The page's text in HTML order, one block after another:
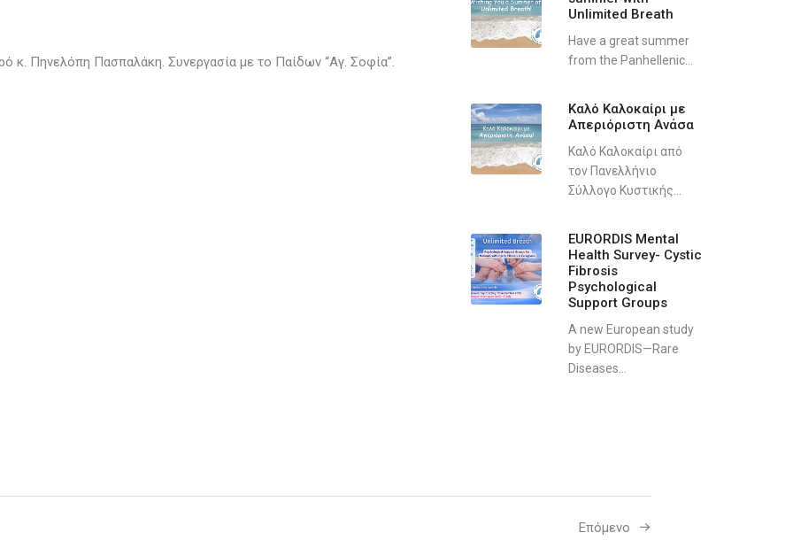
κ. Πηνελόπη Πασπαλάκη. Συνεργασία με το Παίδων “Αγ. Σοφία”.
Unlimited Breath
Have a great summer
from the Panhellenic...
Καλό Καλοκαίρι με
Απεριόριστη Ανάσα
Καλό Καλοκαίρι από
τον Πανελλήνιο
Σύλλογο Κυστικής...
EURORDIS Mental
Health Survey- Cystic
Fibrosis
Psychological
Support Groups
A new European study
by EURORDIS—Rare
Diseases...
Επόμενο